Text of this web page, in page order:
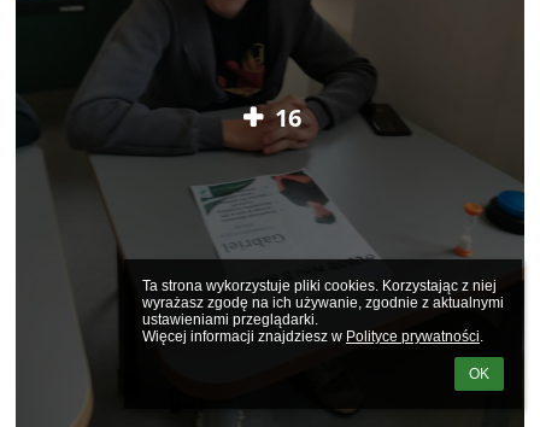
Ta strona wykorzystuje pliki cookies. Korzystając z niej
wyrażasz zgodę na ich używanie, zgodnie z aktualnymi
ustawieniami przeglądarki.
Więcej informacji znajdziesz w Polityce prywatności.
OK
16